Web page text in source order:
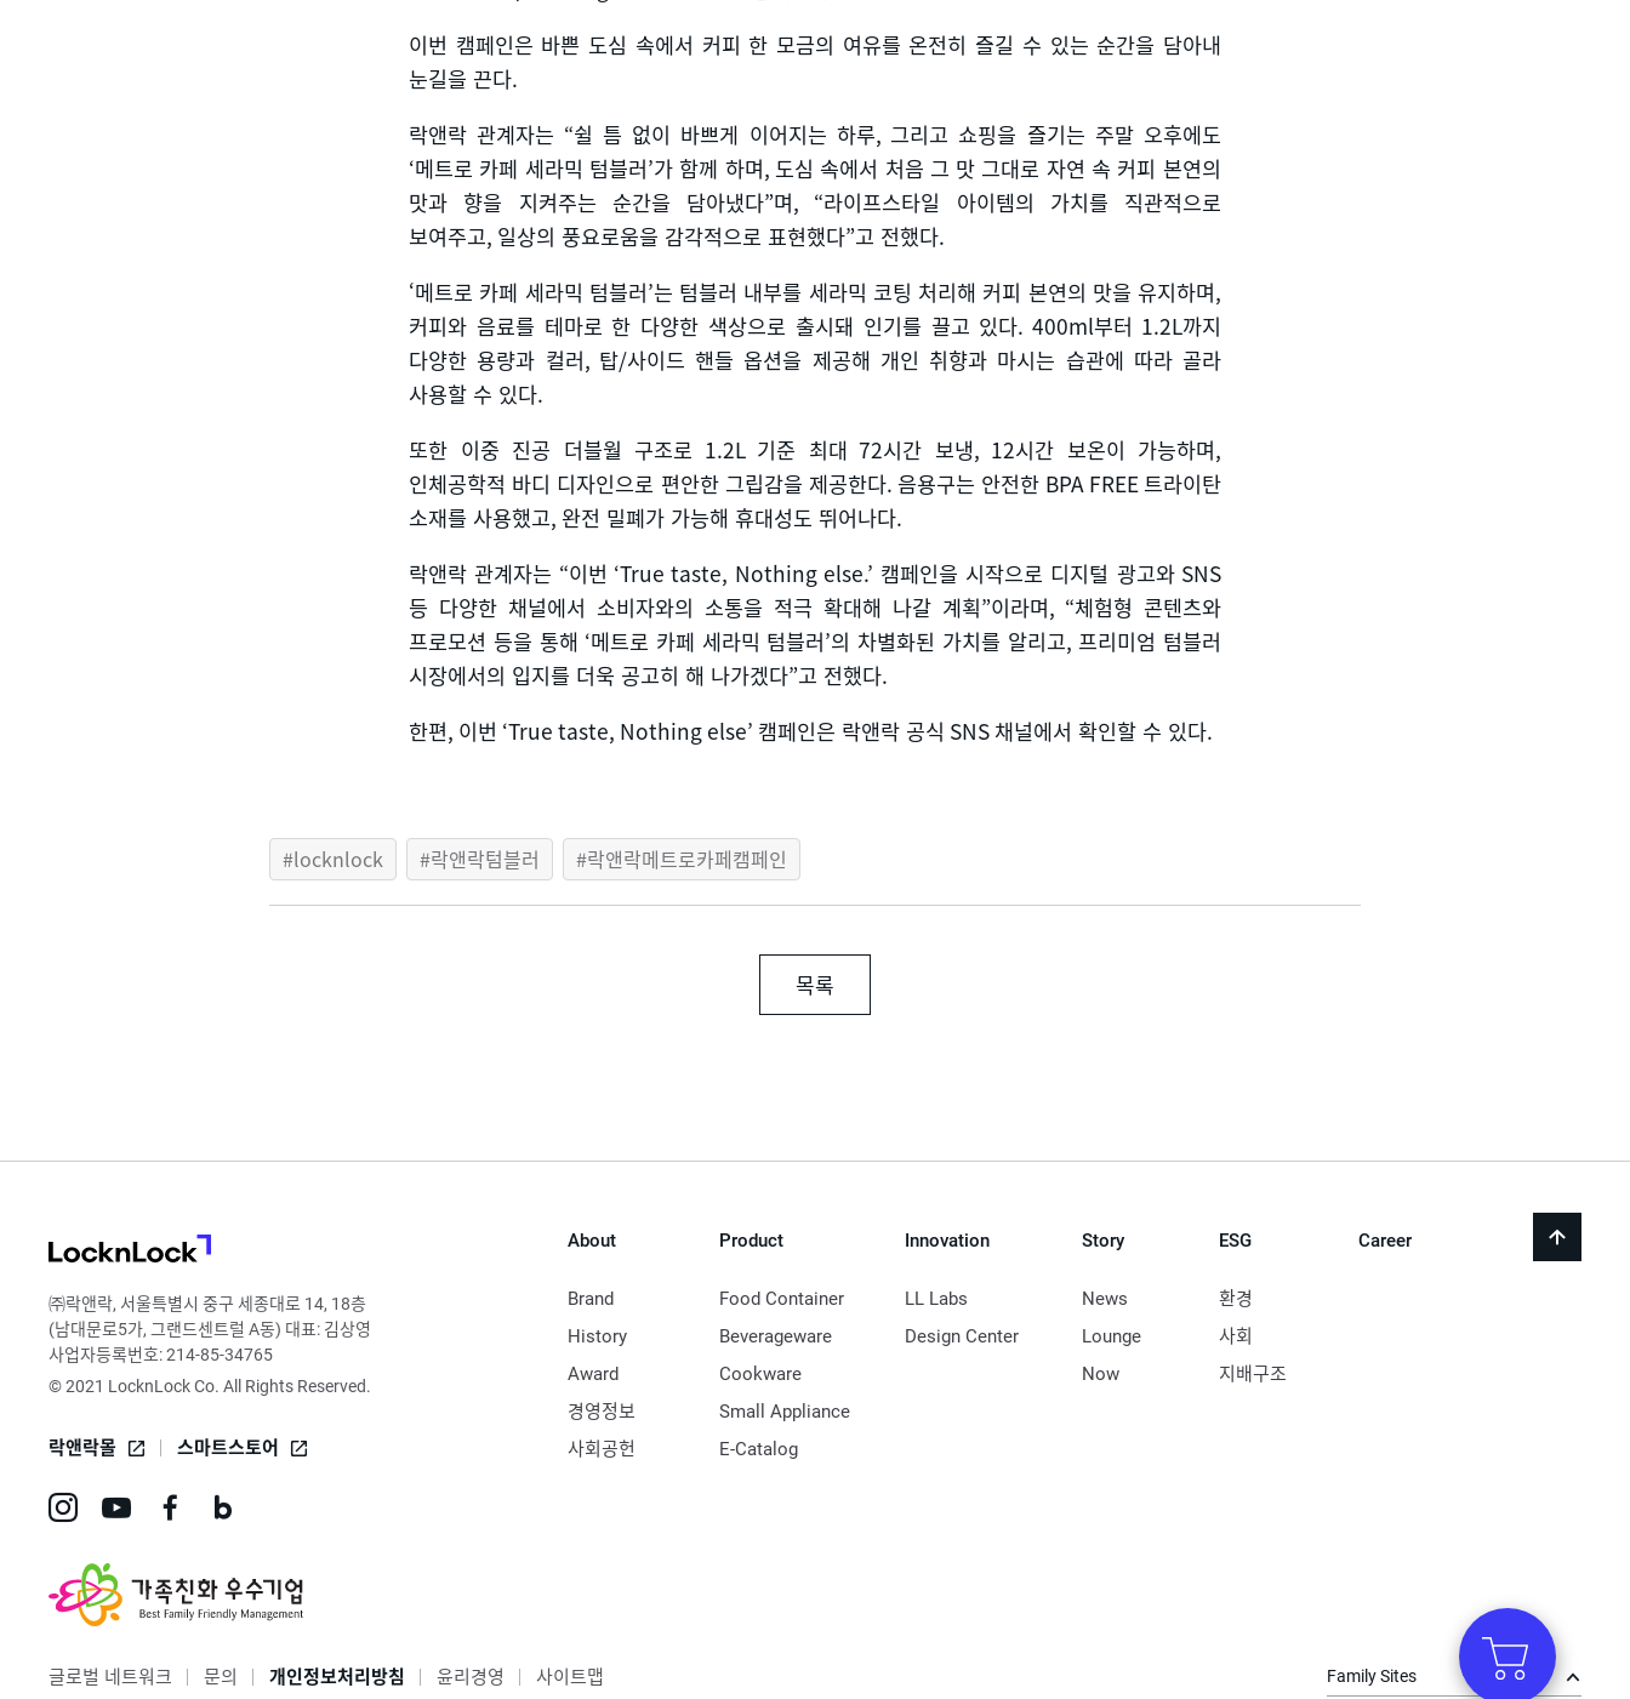
이번 캠페인은 바쁜 도심 속에서 커피 한 모금의 여유를 온전히 즐길 수 있는 순간을 담아내
눈길을 끈다.
락앤락 관계자는 “쉴 틈 없이 바쁘게 이어지는 하루, 그리고 쇼핑을 즐기는 주말 오후에도
‘메트로 카페 세라믹 텀블러’가 함께 하며, 도심 속에서 처음 그 맛 그대로 자연 속 커피 본연의
맛과 향을 지켜주는 순간을 담아냈다”며, “라이프스타일 아이템의 가치를 직관적으로
보여주고, 일상의 풍요로움을 감각적으로 표현했다”고 전했다.
‘메트로 카페 세라믹 텀블러’는 텀블러 내부를 세라믹 코팅 처리해 커피 본연의 맛을 유지하며,
커피와 음료를 테마로 한 다양한 색상으로 출시돼 인기를 끌고 있다. 400ml부터 1.2L까지
다양한 용량과 컬러, 탑/사이드 핸들 옵션을 제공해 개인 취향과 마시는 습관에 따라 골라
사용할 수 있다.
또한 이중 진공 더블월 구조로 1.2L 기준 최대 72시간 보냉, 12시간 보온이 가능하며,
인체공학적 바디 디자인으로 편안한 그립감을 제공한다. 음용구는 안전한 BPA FREE트라이탄
소재를 사용했고, 완전 밀폐가 가능해 휴대성도 뛰어나다.
락앤락 관계자는 “이번 ‘True taste, Nothing else.’ 캠페인을 시작으로 디지털 광고와SNS
등 다양한 채널에서 소비자와의 소통을 적극 확대해 나갈 계획”이라며, “체험형 콘텐츠와
프로모션 등을 통해 ‘메트로 카페 세라믹 텀블러’의 차별화된 가치를 알리고, 프리미엄 텀블러
시장에서의 입지를 더욱 공고히 해 나가겠다”고 전했다.
한편, 이번 ‘True taste, Nothing else’ 캠페인은 락앤락 공식 SNS 채널에서 확인할 수 있다.
locknlock 락앤락텀블러 락앤락메트로카페캠페인
목록
back
About
Brand
History
Award
경영정보
사회공헌
Product
Food Container
Beverageware
Cookware
Small Appliance
E-Catalog
Innovation
LL Labs
Design Center
Story
News
Lounge
Now
ESG
환경
사회
지배구조
Career
락앤락몰 스마트스토어
인
타
램
브
로
스
바
버
로
글로벌 네트워크 문의 개인정보처리방침 윤리경영 사이트맵 Family Sites
© 2021 LocknLock Co. All Rights Reserved.
㈜락앤락, 서울특별시 중구 세종대로 14, 18층
(남대문로5가, 그랜드센트럴 A동) 대표: 김상영
사업자등록번호: 214-85-34765